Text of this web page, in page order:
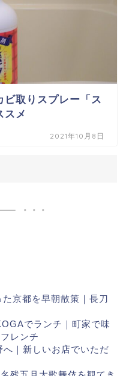
ビ取りスプレー「ス
スメ
2021年10月8日
た京都を早朝散策｜長刀
でランチ｜町家で味
レンチ
へ｜新しいお店でいただ